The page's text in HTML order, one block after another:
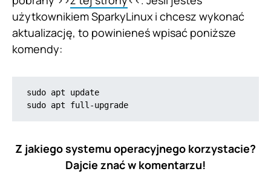
użytkownikiem SparkyLinux i chcesz wykonać
aktualizację, to powinieneś wpisać poniższe
komendy:
sudo apt update
sudo apt full-upgrade
Z jakiego systemu operacyjnego korzystacie?
Dajcie znać w komentarzu!